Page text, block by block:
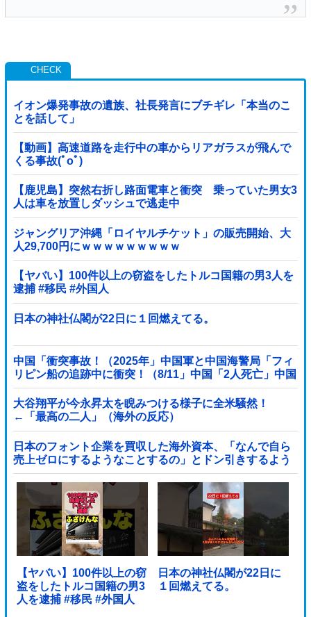
イオン爆発事故の遺族、社長発言にブチギレ「本当のこ
とを話して」
【動画】高速道路を走行中の車からリアガラスが飛んで
くる事故(ﾟoﾟ)
【鹿児島】突然右折し路面電車と衝突 乗っていた男女3
人は車を放置しダッシュで逃走中
ジャングリア沖縄「ロイヤルチケット」の販売開始、大
人29,700円にｗｗｗｗｗｗｗｗｗ
【ヤバい】100件以上の窃盗をしたトルコ国籍の男3人を
逮捕 #移民 #外国人
日本の神社仏閣が22日に１回燃えてる。
中国「衝突事故！（2025年」中国軍と中国海警局「フィ
リピン船の追跡中に衝突！（8/11」中国「2人死亡」中国
政府「1年間隠蔽」日本「隠蔽された事実報道！（2026
年」→
大谷翔平が今永昇太を睨みつける様子に全米騒然！
←「最高の二人」（海外の反応）
日本のフォント企業を買収した海外資本、「なんで自ら
売上ゼロにするようなことするの」とドン引きするよう
な方針転換を……他
【ヤバい】100件以上の窃
盗をしたトルコ国籍の男3
人を逮捕 #移民 #外国人
日本の神社仏閣が22日に
１回燃えてる。